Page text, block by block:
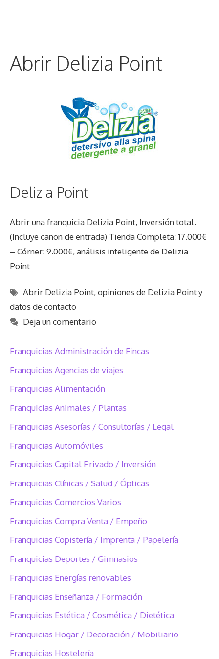
Abrir Delizia Point
Delizia Point
Abrir una franquicia Delizia Point, Inversión total.
(Incluye canon de entrada) Tienda Completa: 17.000€
– Córner: 9.000€, análisis inteligente de Delizia
Point
Etiquetas
Abrir Delizia Point,opiniones de Delizia Point y
datos de contacto
Deja un comentario
Franquicias Administración de Fincas
Franquicias Agencias de viajes
Franquicias Alimentación
Franquicias Animales / Plantas
Franquicias Asesorías / Consultorías / Legal
Franquicias Automóviles
Franquicias Capital Privado / Inversión
Franquicias Clínicas / Salud / Ópticas
Franquicias Comercios Varios
Franquicias Compra Venta / Empeño
Franquicias Copistería / Imprenta / Papelería
Franquicias Deportes / Gimnasios
Franquicias Energías renovables
Franquicias Enseñanza / Formación
Franquicias Estética / Cosmética / Dietética
Franquicias Hogar / Decoración / Mobiliario
Franquicias Hostelería